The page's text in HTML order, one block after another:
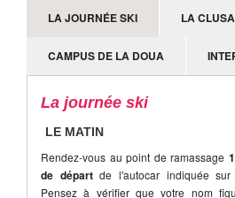
LA JOURNÉE SKI LA
CAMPUS DE LA DOUA
La journée ski
LE MATIN
Rendez-vous au point de ramassage
de départde l'autocar indiquée sur
Pensez à vérifier que votre nom